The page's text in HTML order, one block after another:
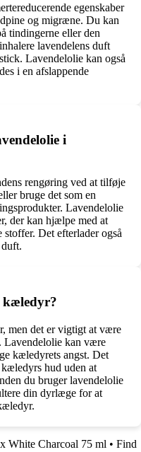
egenskaber
og migræne. Du kan
tindingerne eller den
lavendelens duft
Lavendelolie kan også
i en afslappende
i
rengøring ved at tilføje
bruge det som en
Lavendelolie
der kan hjælpe med at
Det efterlader også
kæledyr?
men det er vigtigt at være
Lavendelolie kan være
kæledyrets angst. Det
hud uden at
du bruger lavendelolie
din dyrlæge for at
White Charcoal 75 ml • Find